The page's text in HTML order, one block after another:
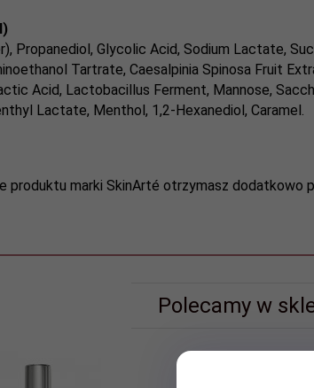
Propanediol, Glycolic Acid, Sodium Lactate,
Tartrate, Caesalpinia Spinosa Fruit
Acid, Lactobacillus Ferment, Mannose,
Lactate, Menthol, 1,2-Hexanediol, Caramel.
produktu marki SkinArté otrzymasz dodatkowo
Polecamy w